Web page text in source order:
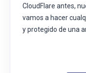
CloudFlare antes,
vamos a hacer
y protegido de una